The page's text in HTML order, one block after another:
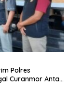
Polres
Curanmor Antar